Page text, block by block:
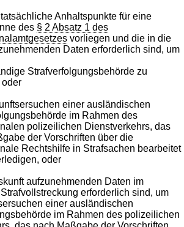
Anhaltspunkte für eine
des § 2 Absatz 1 des
vorliegen und die in die
Daten erforderlich sind, um
Strafverfolgungsbehörde zu
oder
einer ausländischen
im Rahmen des
polizeilichen Dienstverkehrs, das
der Vorschriften über die
Rechtshilfe in Strafsachen bearbeitet
oder
aufzunehmenden Daten im
erforderlich sind, um
einer ausländischen
im Rahmen des polizeilichen